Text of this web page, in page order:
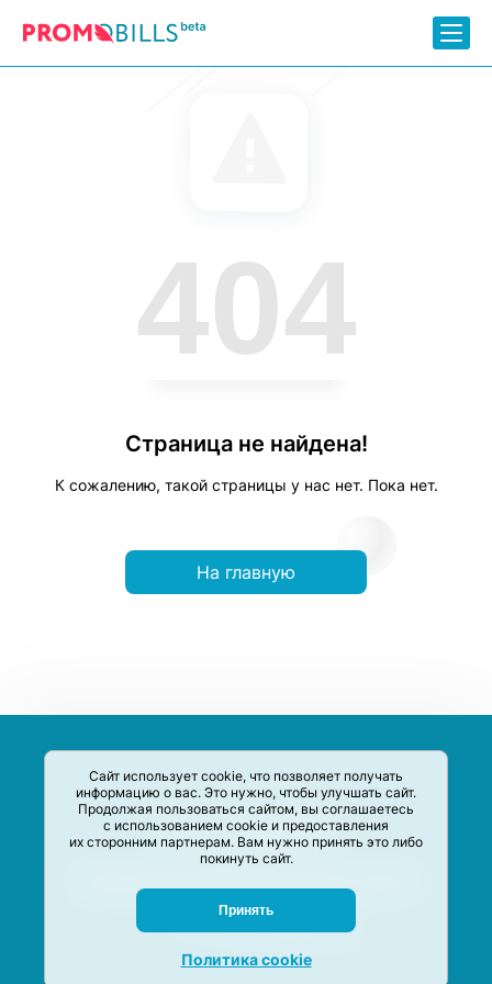
Сайт использует cookie, что позволяет получать
информацию о вас. Это нужно, чтобы улучшать сайт.
Продолжая пользоваться сайтом, вы соглашаетесь
с использованием cookie и предоставления
их сторонним партнерам. Вам нужно принять это либо
покинуть сайт.
Принять
Политика cookie
404
Страница не найдена!
К сожалению, такой страницы у нас нет. Пока нет.
На главную
систематизации акций и скидок на товары и услуги в РФ
Задать вопрос
© M-Social production 2020 –2026